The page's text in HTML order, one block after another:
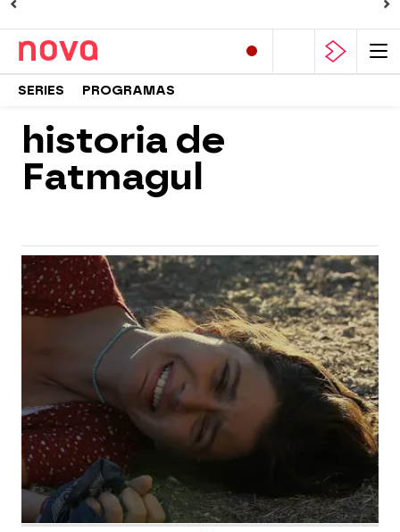
SERIES PROGRAMAS
historia de
Fatmagul